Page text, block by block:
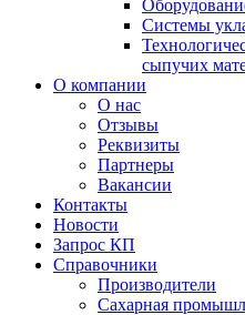
Системы
сыпучих
О компании
О нас
Отзывы
Реквизиты
Партнеры
Вакансии
Контакты
Новости
Запрос КП
Справочники
Производители
Сахарная